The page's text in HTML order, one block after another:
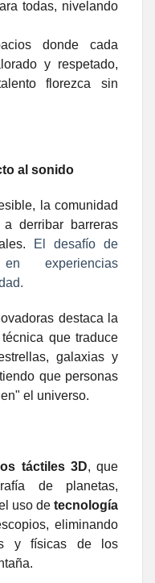
todas, nivelando
donde cada
y respetado,
florezca sin
al sonido
la comunidad
derribar barreras
El desafío de
experiencias
destaca la
que traduce
galaxias y
que personas
el universo.
táctiles 3D, que
de planetas,
uso de tecnología
eliminando
y físicas de los